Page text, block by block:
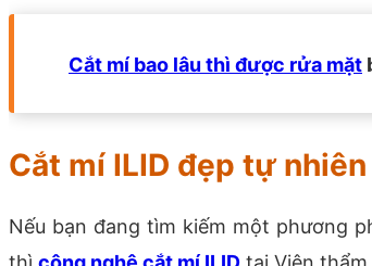
Cắt mí bao lâu thì được rửa mặt
Cắt mí ILID đẹp tự
Nếu bạn đang tìm kiếm một phương